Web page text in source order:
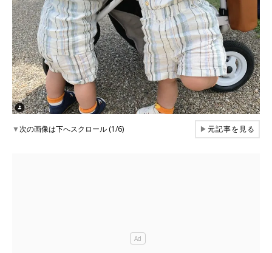
▼次の画像は下へスクロール (1/6) ▶元記事を見る